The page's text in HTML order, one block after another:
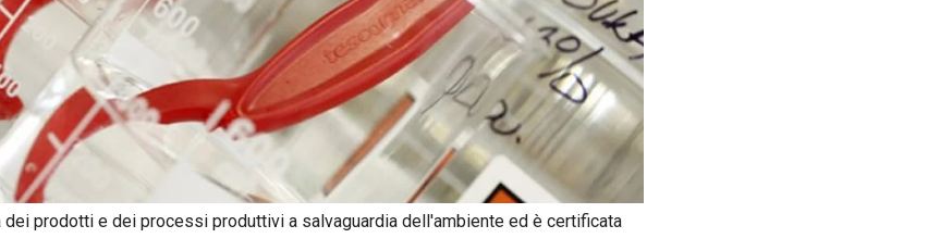
dei prodotti e dei processi produttivi a salvaguardia dell'ambiente ed è certificata